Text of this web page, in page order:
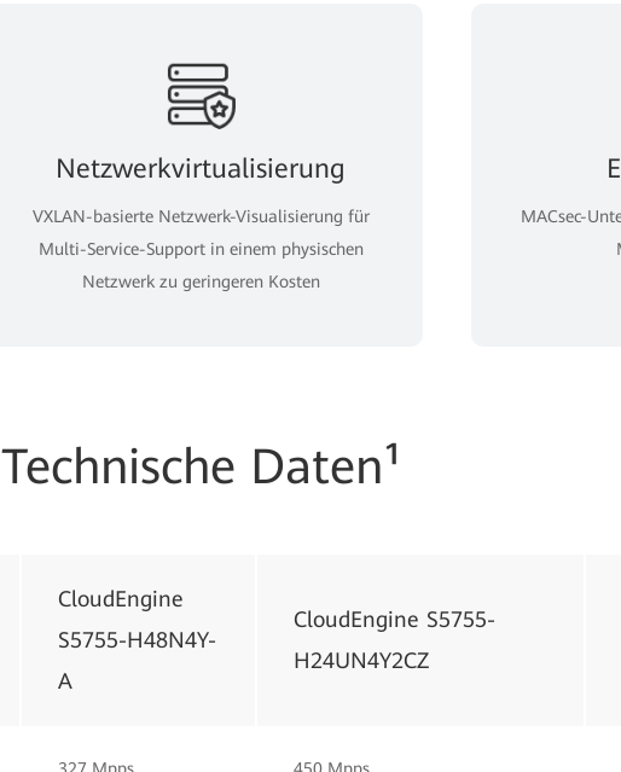
Netzwerkvirtualisierung
VXLAN-basierte Netzwerk-Visualisierung für
Multi-Service-Support in einem physischen
Netzwerk zu geringeren Kosten
MACsec-
Technische Daten¹
CloudEngine
S5755-H48N4Y-
A
CloudEngine S5755-
H24UN4Y2CZ